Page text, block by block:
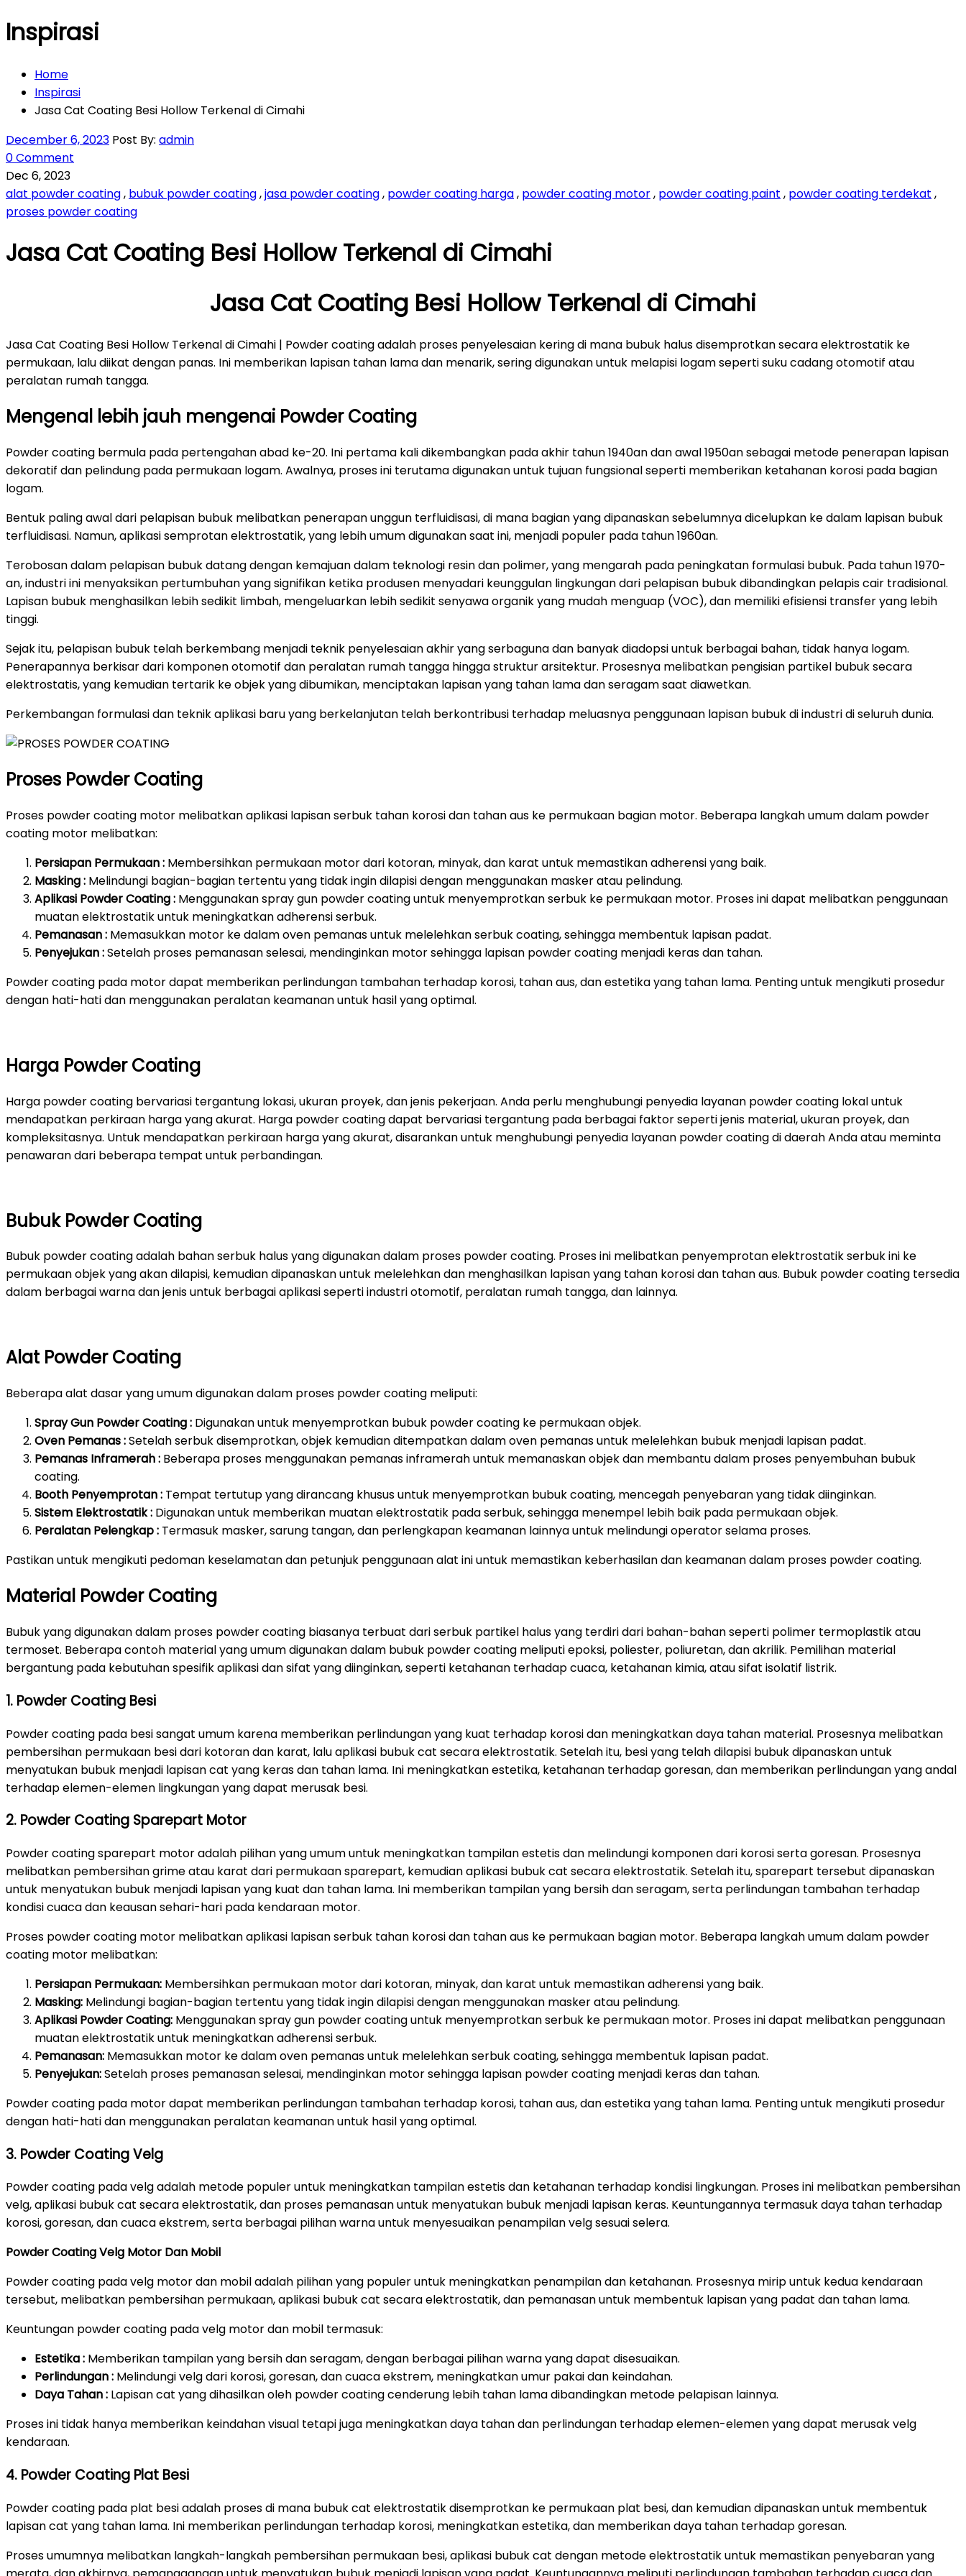
Inspirasi
Home
Inspirasi
Jasa Cat Coating Besi Hollow Terkenal di Cimahi
December 6, 2023 Post By: admin
0 Comment
Dec 6, 2023
alat powder coating, bubuk powder coating,jasa powder coating, powder coating harga, powder coating motor, powder coating paint , powder coating terdekat ,
proses powder coating
Jasa Cat Coating Besi Hollow Terkenal di Cimahi
Jasa Cat Coating Besi Hollow Terkenal di Cimahi
Jasa Cat Coating Besi Hollow Terkenal di Cimahi | Powder coating adalah proses penyelesaian kering di mana bubuk halus disemprotkan secara elektrostatik ke
permukaan, lalu diikat dengan panas. Ini memberikan lapisan tahan lama dan menarik, sering digunakan untuk melapisi logam seperti suku cadang otomotif atau
peralatan rumah tangga.
Mengenal lebih jauh mengenai Powder Coating
Powder coating bermula pada pertengahan abad ke-20. Ini pertama kali dikembangkan pada akhir tahun 1940an dan awal 1950an sebagai metode penerapan lapisan
dekoratif dan pelindung pada permukaan logam. Awalnya, proses ini terutama digunakan untuk tujuan fungsional seperti memberikan ketahanan korosi pada bagian
logam.
Bentuk paling awal dari pelapisan bubuk melibatkan penerapan unggun terfluidisasi, di mana bagian yang dipanaskan sebelumnya dicelupkan ke dalam lapisan bubuk
terfluidisasi. Namun, aplikasi semprotan elektrostatik, yang lebih umum digunakan saat ini, menjadi populer pada tahun 1960an.
Terobosan dalam pelapisan bubuk datang dengan kemajuan dalam teknologi resin dan polimer, yang mengarah pada peningkatan formulasi bubuk. Pada tahun 1970-
an, industri ini menyaksikan pertumbuhan yang signifikan ketika produsen menyadari keunggulan lingkungan dari pelapisan bubuk dibandingkan pelapis cair tradisional.
Lapisan bubuk menghasilkan lebih sedikit limbah, mengeluarkan lebih sedikit senyawa organik yang mudah menguap (VOC), dan memiliki efisiensi transfer yang lebih
tinggi.
Sejak itu, pelapisan bubuk telah berkembang menjadi teknik penyelesaian akhir yang serbaguna dan banyak diadopsi untuk berbagai bahan, tidak hanya logam.
Penerapannya berkisar dari komponen otomotif dan peralatan rumah tangga hingga struktur arsitektur. Prosesnya melibatkan pengisian partikel bubuk secara
elektrostatis, yang kemudian tertarik ke objek yang dibumikan, menciptakan lapisan yang tahan lama dan seragam saat diawetkan.
Perkembangan formulasi dan teknik aplikasi baru yang berkelanjutan telah berkontribusi terhadap meluasnya penggunaan lapisan bubuk di industri di seluruh dunia.
Proses Powder Coating
Proses powder coating motor melibatkan aplikasi lapisan serbuk tahan korosi dan tahan aus ke permukaan bagian motor. Beberapa langkah umum dalam powder
coating motor melibatkan:
Persiapan Permukaan : Membersihkan permukaan motor dari kotoran, minyak, dan karat untuk memastikan adherensi yang baik.
Masking : Melindungi bagian-bagian tertentu yang tidak ingin dilapisi dengan menggunakan masker atau pelindung.
Aplikasi Powder Coating : Menggunakan spray gun powder coating untuk menyemprotkan serbuk ke permukaan motor. Proses ini dapat melibatkan penggunaan
muatan elektrostatik untuk meningkatkan adherensi serbuk.
Pemanasan : Memasukkan motor ke dalam oven pemanas untuk melelehkan serbuk coating, sehingga membentuk lapisan padat.
Penyejukan :Setelah proses pemanasan selesai, mendinginkan motor sehingga lapisan powder coating menjadi keras dan tahan.
Powder coating pada motor dapat memberikan perlindungan tambahan terhadap korosi, tahan aus, dan estetika yang tahan lama. Penting untuk mengikuti prosedur
dengan hati-hati dan menggunakan peralatan keamanan untuk hasil yang optimal.
Harga Powder Coating
Harga powder coating bervariasi tergantung lokasi, ukuran proyek, dan jenis pekerjaan. Anda perlu menghubungi penyedia layanan powder coating lokal untuk
mendapatkan perkiraan harga yang akurat. Harga powder coating dapat bervariasi tergantung pada berbagai faktor seperti jenis material, ukuran proyek, dan
kompleksitasnya. Untuk mendapatkan perkiraan harga yang akurat, disarankan untuk menghubungi penyedia layanan powder coating di daerah Anda atau meminta
penawaran dari beberapa tempat untuk perbandingan.
Bubuk Powder Coating
Bubuk powder coating adalah bahan serbuk halus yang digunakan dalam proses powder coating. Proses ini melibatkan penyemprotan elektrostatik serbuk ini ke
permukaan objek yang akan dilapisi, kemudian dipanaskan untuk melelehkan dan menghasilkan lapisan yang tahan korosi dan tahan aus. Bubuk powder coating tersedia
dalam berbagai warna dan jenis untuk berbagai aplikasi seperti industri otomotif, peralatan rumah tangga, dan lainnya.
Alat Powder Coating
Beberapa alat dasar yang umum digunakan dalam proses powder coating meliputi:
Spray Gun Powder Coating : Digunakan untuk menyemprotkan bubuk powder coating ke permukaan objek.
Oven Pemanas :Setelah serbuk disemprotkan, objek kemudian ditempatkan dalam oven pemanas untuk melelehkan bubuk menjadi lapisan padat.
Pemanas Inframerah : Beberapa proses menggunakan pemanas inframerah untuk memanaskan objek dan membantu dalam proses penyembuhan bubuk
coating.
Booth Penyemprotan : Tempat tertutup yang dirancang khusus untuk menyemprotkan bubuk coating, mencegah penyebaran yang tidak diinginkan.
Sistem Elektrostatik : Digunakan untuk memberikan muatan elektrostatik pada serbuk, sehingga menempel lebih baik pada permukaan objek.
Peralatan Pelengkap : Termasuk masker, sarung tangan, dan perlengkapan keamanan lainnya untuk melindungi operator selama proses.
Pastikan untuk mengikuti pedoman keselamatan dan petunjuk penggunaan alat ini untuk memastikan keberhasilan dan keamanan dalam proses powder coating.
Material Powder Coating
Bubuk yang digunakan dalam proses powder coating biasanya terbuat dari serbuk partikel halus yang terdiri dari bahan-bahan seperti polimer termoplastik atau
termoset. Beberapa contoh material yang umum digunakan dalam bubuk powder coating meliputi epoksi, poliester, poliuretan, dan akrilik. Pemilihan material
bergantung pada kebutuhan spesifik aplikasi dan sifat yang diinginkan, seperti ketahanan terhadap cuaca, ketahanan kimia, atau sifat isolatif listrik.
1. Powder Coating Besi
Powder coating pada besi sangat umum karena memberikan perlindungan yang kuat terhadap korosi dan meningkatkan daya tahan material. Prosesnya melibatkan
pembersihan permukaan besi dari kotoran dan karat, lalu aplikasi bubuk cat secara elektrostatik. Setelah itu, besi yang telah dilapisi bubuk dipanaskan untuk
menyatukan bubuk menjadi lapisan cat yang keras dan tahan lama. Ini meningkatkan estetika, ketahanan terhadap goresan, dan memberikan perlindungan yang andal
terhadap elemen-elemen lingkungan yang dapat merusak besi.
2. Powder Coating Sparepart Motor
Powder coating sparepart motor adalah pilihan yang umum untuk meningkatkan tampilan estetis dan melindungi komponen dari korosi serta goresan. Prosesnya
melibatkan pembersihan grime atau karat dari permukaan sparepart, kemudian aplikasi bubuk cat secara elektrostatik. Setelah itu, sparepart tersebut dipanaskan
untuk menyatukan bubuk menjadi lapisan yang kuat dan tahan lama. Ini memberikan tampilan yang bersih dan seragam, serta perlindungan tambahan terhadap
kondisi cuaca dan keausan sehari-hari pada kendaraan motor.
Proses powder coating motor melibatkan aplikasi lapisan serbuk tahan korosi dan tahan aus ke permukaan bagian motor. Beberapa langkah umum dalam powder
coating motor melibatkan:
Persiapan Permukaan: Membersihkan permukaan motor dari kotoran, minyak, dan karat untuk memastikan adherensi yang baik.
Masking: Melindungi bagian-bagian tertentu yang tidak ingin dilapisi dengan menggunakan masker atau pelindung.
Aplikasi Powder Coating: Menggunakan spray gun powder coating untuk menyemprotkan serbuk ke permukaan motor. Proses ini dapat melibatkan penggunaan
muatan elektrostatik untuk meningkatkan adherensi serbuk.
Pemanasan: Memasukkan motor ke dalam oven pemanas untuk melelehkan serbuk coating, sehingga membentuk lapisan padat.
Penyejukan:Setelah proses pemanasan selesai, mendinginkan motor sehingga lapisan powder coating menjadi keras dan tahan.
Powder coating pada motor dapat memberikan perlindungan tambahan terhadap korosi, tahan aus, dan estetika yang tahan lama. Penting untuk mengikuti prosedur
dengan hati-hati dan menggunakan peralatan keamanan untuk hasil yang optimal.
3. Powder Coating Velg
Powder coating pada velg adalah metode populer untuk meningkatkan tampilan estetis dan ketahanan terhadap kondisi lingkungan. Proses ini melibatkan pembersihan
velg, aplikasi bubuk cat secara elektrostatik, dan proses pemanasan untuk menyatukan bubuk menjadi lapisan keras. Keuntungannya termasuk daya tahan terhadap
korosi, goresan, dan cuaca ekstrem, serta berbagai pilihan warna untuk menyesuaikan penampilan velg sesuai selera.
Powder Coating Velg Motor Dan Mobil
Powder coating pada velg motor dan mobil adalah pilihan yang populer untuk meningkatkan penampilan dan ketahanan. Prosesnya mirip untuk kedua kendaraan
tersebut, melibatkan pembersihan permukaan, aplikasi bubuk cat secara elektrostatik, dan pemanasan untuk membentuk lapisan yang padat dan tahan lama.
Keuntungan powder coating pada velg motor dan mobil termasuk:
Estetika : Memberikan tampilan yang bersih dan seragam, dengan berbagai pilihan warna yang dapat disesuaikan.
Perlindungan : Melindungi velg dari korosi, goresan, dan cuaca ekstrem, meningkatkan umur pakai dan keindahan.
Daya Tahan : Lapisan cat yang dihasilkan oleh powder coating cenderung lebih tahan lama dibandingkan metode pelapisan lainnya.
Proses ini tidak hanya memberikan keindahan visual tetapi juga meningkatkan daya tahan dan perlindungan terhadap elemen-elemen yang dapat merusak velg
kendaraan.
4. Powder Coating Plat Besi
Powder coating pada plat besi adalah proses di mana bubuk cat elektrostatik disemprotkan ke permukaan plat besi, dan kemudian dipanaskan untuk membentuk
lapisan cat yang tahan lama. Ini memberikan perlindungan terhadap korosi, meningkatkan estetika, dan memberikan daya tahan terhadap goresan.
Proses umumnya melibatkan langkah-langkah pembersihan permukaan besi, aplikasi bubuk cat dengan metode elektrostatik untuk memastikan penyebaran yang